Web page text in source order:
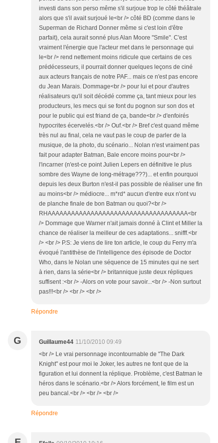
investi dans son perso même s'il surjoue trop le côté théâtrale
alors que s'il avait surjoué le<br /> côté BD (comme dans le
Superman de Richard Donner même si c'est loin d'être
parfait), cela aurait sonné plus Alan Moore "Smile". C'est
vraiment l'énergie que l'acteur met dans le personnage qui
le<br /> rend nettement moins ridicule que certains de ces
prédécesseurs, il pourrait donner quelques leçons de ciné
aux acteurs français de notre PAF... mais ce n'est pas encore
du Jean Marais. Dommage<br /> pour lui et pour d'autres
réalisateurs qu'il soit décédé comme ça, tant mieux pour les
producteurs, les mecs qui se font du pognon sur son dos et
pour le public qui est friand de ça, bande<br /> d'enfoirés
hypocrites écervelés.<br /> Ouf.<br /> Bref c'est quand même
très nul au final, cela ne vaut pas le coup de parler de la
musique, de la photo, du scénario... Nolan n'est vraiment pas
fait pour adapter Batman, Bale encore moins pour<br />
l'incarner (n'est-ce point Julien Lepers en définitive le plus
sombre des Wayne de long-métrage???)... et enfin pourquoi
depuis les deux Burton n'est-il pas possible de réaliser une fin
au moins<br /> médiocre... m*rd* aucun d'entre eux n'ont vu
de planche finale de bon Batman ou quoi?<br />
RHAAAAAAAAAAAAAAAAAAAAAAAAAAAAAAAAAAAA<br
/> Dommage que Warner n'ait jamais donné à Clint et Miller la
chance de réaliser la meilleur de ces adaptations... snifff.<br
/> <br /> P.S: Je viens de lire ton article, le coup du Ferry m'a
évoqué l'antithèse de l'intelligence des épisode de Doctor
Who, dans le Nolan une séquence de 15 minutes qui ne sert
à rien, dans la série<br /> britannique juste deux répliques
suffisent :<br /> -Alors on vote pour savoir...<br /> -Non surtout
pas!!!<br /> <br /> <br />
Répondre
G Guillaume44 11/10/2010 09:49
<br /> Le vrai personnage incontournable de "The Dark
Knight" est pour moi le Joker, les autres ne font que de la
figuration et lui donnent la réplique. Problème, c'est Batman le
héros dans le scénario.<br /> Alors forcément, le film est un
peu bancal.<br /> <br /> <br />
Répondre